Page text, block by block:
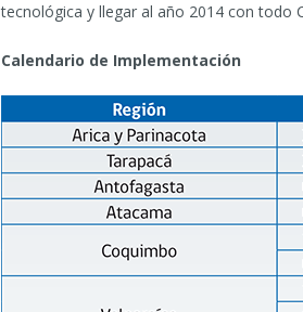
tecnológica y llegar al año 2014 con todo
Calendario de Implementación